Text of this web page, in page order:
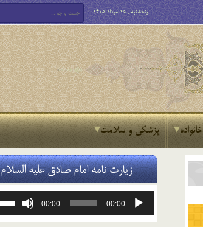
پنجشنبه , 15 مرداد 1405
خانواده پزشکی و سلامت
زیارت نامه امام صادق علیه السلام
پخش‌کننده
00:00
00:00